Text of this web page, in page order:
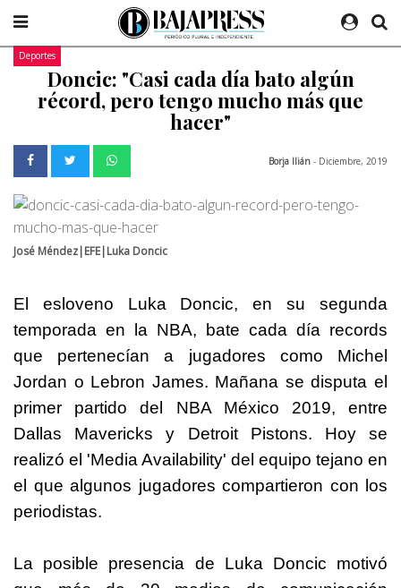
Deportes
Doncic: "Casi cada día bato algún
récord, pero tengo mucho más que
hacer"
Borja Ilián - Diciembre, 2019
José Méndez|EFE|Luka Doncic
El esloveno Luka Doncic, en su segunda
temporada en la NBA, bate cada día records
que pertenecían a jugadores como Michel
Jordan o Lebron James. Mañana se disputa el
primer partido del NBA México 2019, entre
Dallas Mavericks y Detroit Pistons. Hoy se
realizó el 'Media Availability' del equipo tejano en
el que algunos jugadores compartieron con los
periodistas.
La posible presencia de Luka Doncic motivó